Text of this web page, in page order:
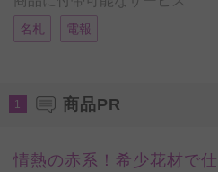
名札 電報
1 商品PR
情熱の赤系！希少花材で